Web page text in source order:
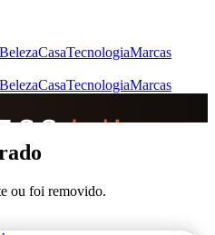
BelezaCasaTecnologiaMarcas
BelezaCasaTecnologiaMarcas
ou foi removido.